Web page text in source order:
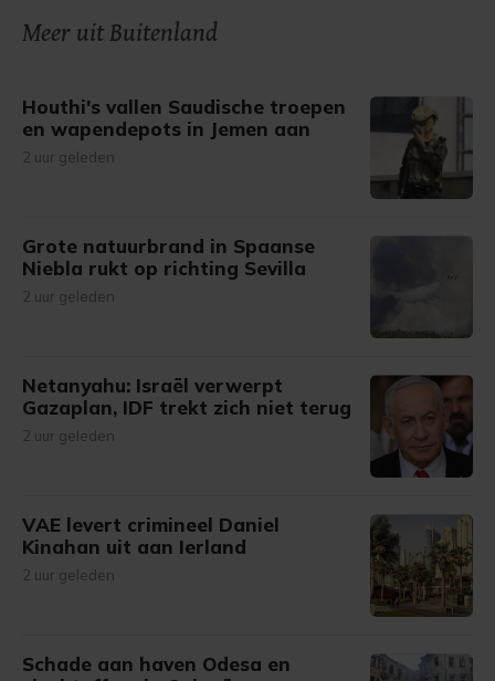
gemaakte keuze altijd wijzigen of intrekken.
Meer uit Buitenland
Houthi's vallen Saudische troepen
en wapendepots in Jemen aan
2 uur geleden
Grote natuurbrand in Spaanse
Niebla rukt op richting Sevilla
2 uur geleden
Netanyahu: Israël verwerpt
Gazaplan, IDF trekt zich niet terug
2 uur geleden
VAE levert crimineel Daniel
Kinahan uit aan Ierland
2 uur geleden
Schade aan haven Odesa en